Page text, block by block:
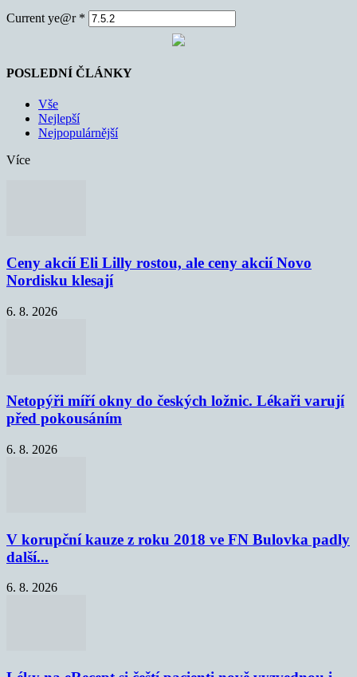
Current ye@r *
POSLEDNÍ ČLÁNKY
Vše
Nejlepší
Nejpopulárnější
Více
Ceny akcií Eli Lilly rostou, ale ceny akcií Novo
Nordisku klesají
6. 8. 2026
Netopýři míří okny do českých ložnic. Lékaři varují
před pokousáním
6. 8. 2026
V korupční kauze z roku 2018 ve FN Bulovka padly
další...
6. 8. 2026